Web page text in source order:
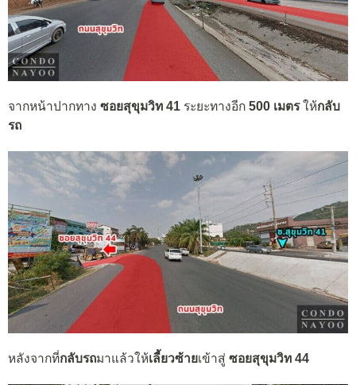
จากหน้าปากทาง ซอยสุขุมวิท 41 ระยะทางอีก 500 เมตรให้กลับ
รถ
หลังจากที่กลับรถมาแล้วให้เลี้ยวซ้ายเข้าสู่ ซอยสุขุมวิท 44